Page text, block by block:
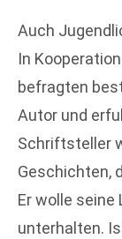
Auch
In
befragten
Autor und
Schriftsteller
Geschichten,
Er wolle seine
unterhalten.